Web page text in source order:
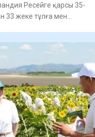
Ресейге қарсы 35-
33 жеке тұлға мен